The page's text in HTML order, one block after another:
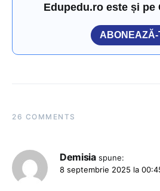
Edupedu.ro este și pe
ABONEAZĂ-
26 COMMENTS
Demisia spune:
8 septembrie 2025 la